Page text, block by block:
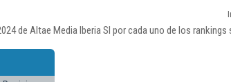
de Altae Media Iberia Sl por cada uno de los rankings